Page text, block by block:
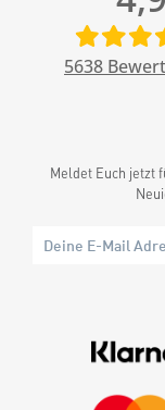
5638
Meldet Euch jetzt